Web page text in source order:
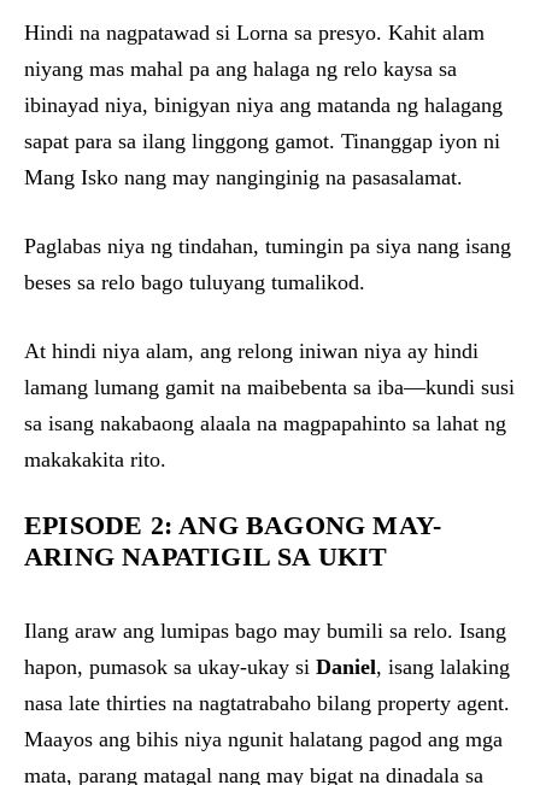
Hindi na nagpatawad si Lorna sa presyo. Kahit alam
niyang mas mahal pa ang halaga ng relo kaysa sa
ibinayad niya, binigyan niya ang matanda ng halagang
sapat para sa ilang linggong gamot. Tinanggap iyon ni
Mang Isko nang may nanginginig na pasasalamat.
Paglabas niya ng tindahan, tumingin pa siya nang isang
beses sa relo bago tuluyang tumalikod.
At hindi niya alam, ang relong iniwan niya ay hindi
lamang lumang gamit na maibebenta sa iba—kundi susi
sa isang nakabaong alaala na magpapahinto sa lahat ng
makakakita rito.
EPISODE 2: ANG BAGONG MAY-
ARING NAPATIGIL SA UKIT
Ilang araw ang lumipas bago may bumili sa relo. Isang
hapon, pumasok sa ukay-ukay si Daniel, isang lalaking
nasa late thirties na nagtatrabaho bilang property agent.
Maayos ang bihis niya ngunit halatang pagod ang mga
mata, parang matagal nang may bigat na dinadala sa